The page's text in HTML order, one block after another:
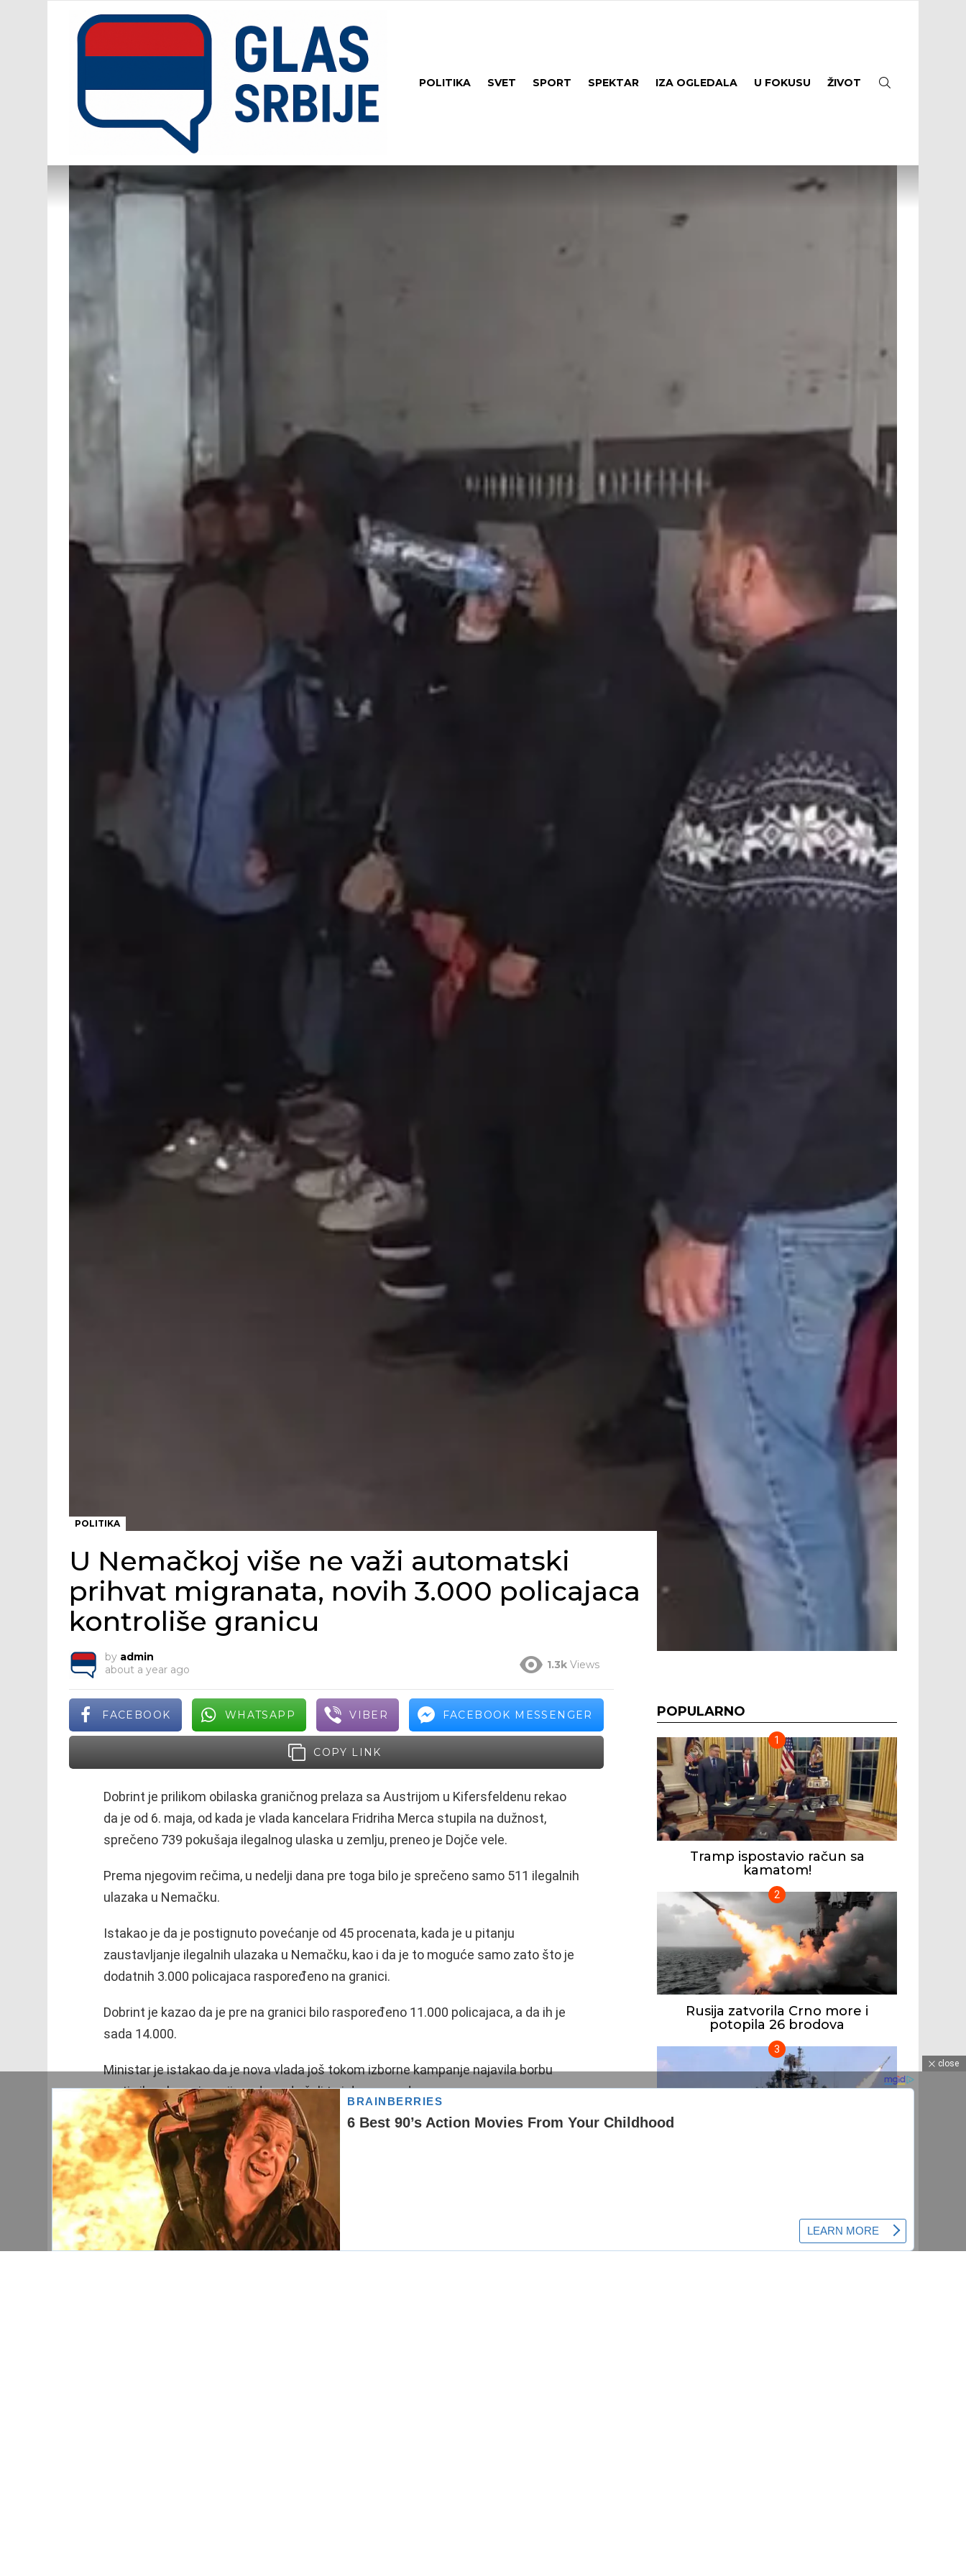
POLITIKA SVET SPORT SPEKTAR IZA OGLEDALA U FOKUSU ŽIVOT
POLITIKA
U Nemačkoj više ne važi automatski
prihvat migranata, novih 3.000 policajaca
kontroliše granicu
by admin
about a year ago
1.3k Views
FACEBOOK WHATSAPP VIBER FACEBOOK MESSENGER
COPY LINK
Dobrint je prilikom obilaska graničnog prelaza sa Austrijom u Kifersfeldenu rekao
da je od 6. maja, od kada je vlada kancelara Fridriha Merca stupila na dužnost,
sprečeno 739 pokušaja ilegalnog ulaska u zemlju, preneo je Dojče vele.
Prema njegovim rečima, u nedelji dana pre toga bilo je sprečeno samo 511 ilegalnih
ulazaka u Nemačku.
Istakao je da je postignuto povećanje od 45 procenata, kada je u pitanju
zaustavljanje ilegalnih ulazaka u Nemačku, kao i da je to moguće samo zato što je
dodatnih 3.000 policajaca raspoređeno na granici.
Dobrint je kazao da je pre na granici bilo raspoređeno 11.000 policajaca, a da ih je
sada 14.000.
Ministar je istakao da je nova vlada još tokom izborne kampanje najavila borbu
protiv ilegalne migracije, a da sada želi to i da sprovede.
Za razliku od dosadašnje prakse, sada se tražioci azila odbijaju na granici, i ne
puštaju se u zemlju, dok se samo za određene grupe kao što su trudnice i deca
pravi izuzetak.
“Želim da poručim svima onima koji misle da mogu da zarađuju na ljudskoj patnji
tako što krijumčare ljude u druge zemlje, da ćemo učiniti sve da zaustavimo te
kriminalne aktivnosti”, kazao je Dobrint.
POPULARNO
Tramp ispostavio račun sa
kamatom!
Rusija zatvorila Crno more i
potopila 26 brodova
close